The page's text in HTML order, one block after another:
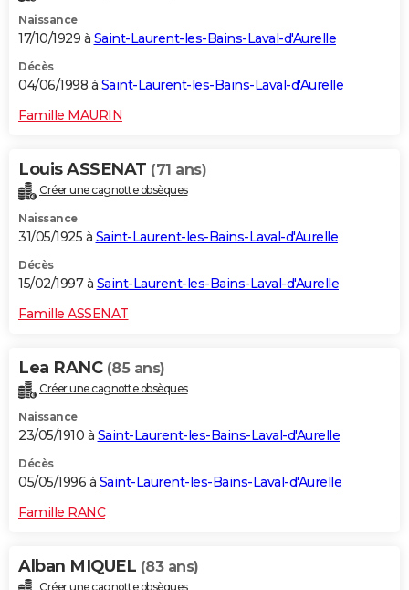
Naissance
17/10/1929 à Saint-Laurent-les-Bains-Laval-d'Aurelle
Décès
04/06/1998 à Saint-Laurent-les-Bains-Laval-d'Aurelle
Famille MAURIN
Louis ASSENAT (71 ans)
Créer une cagnotte obsèques
Naissance
31/05/1925 à Saint-Laurent-les-Bains-Laval-d'Aurelle
Décès
15/02/1997 à Saint-Laurent-les-Bains-Laval-d'Aurelle
Famille ASSENAT
Lea RANC (85 ans)
Créer une cagnotte obsèques
Naissance
23/05/1910 à Saint-Laurent-les-Bains-Laval-d'Aurelle
Décès
05/05/1996 à Saint-Laurent-les-Bains-Laval-d'Aurelle
Famille RANC
Alban MIQUEL (83 ans)
Créer une cagnotte obsèques